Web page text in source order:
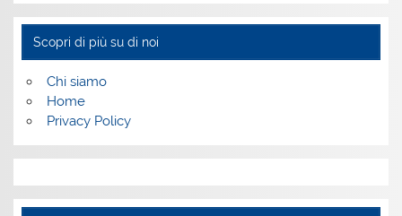
Scopri di più su di noi
Chi siamo
Home
Privacy Policy